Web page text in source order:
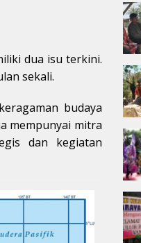
dua isu terkini.
sekali.
budaya
mempunyai mitra
dan kegiatan